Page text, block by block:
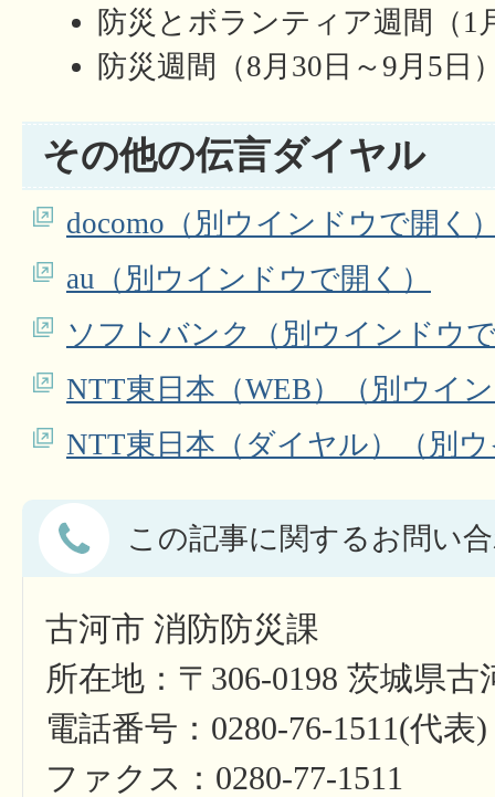
防災とボランティア週間（1
防災週間（8月30日～9月5日
その他の伝言ダイヤル
docomo（別ウインドウで開く
au（別ウインドウで開く）
ソフトバンク（別ウインドウ
NTT東日本（WEB）（別ウイ
NTT東日本（ダイヤル）（別
この記事に関するお問い
古河市 消防防災課
所在地：〒306-0198 茨城県古
電話番号：0280-76-1511(代表)
ファクス：0280-77-1511​​​​​​​